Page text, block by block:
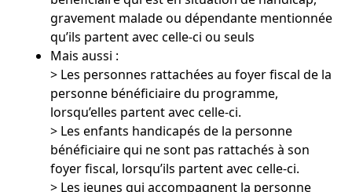
gravement malade ou dépendante mentionnée
qu’ils partent avec celle-ci ou seuls
Mais aussi :
> Les personnes rattachées au foyer fiscal de la
personne bénéficiaire du programme,
lorsqu’elles partent avec celle-ci.
> Les enfants handicapés de la personne
bénéficiaire qui ne sont pas rattachés à son
foyer fiscal, lorsqu’ils partent avec celle-ci.
> Les jeunes qui accompagnent la personne